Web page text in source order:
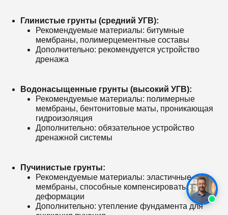
Глинистые грунты (средний УГВ):
Рекомендуемые материалы: битумные
мембраны, полимерцементные составы
Дополнительно: рекомендуется устройство
дренажа
Водонасыщенные грунты (высокий УГВ):
Рекомендуемые материалы: полимерные
мембраны, бентонитовые маты, проникающая
гидроизоляция
Дополнительно: обязательное устройство
дренажной системы
Пучинистые грунты:
Рекомендуемые материалы: эластичные
мембраны, способные компенсировать
деформации
Дополнительно: утепление фундамента для